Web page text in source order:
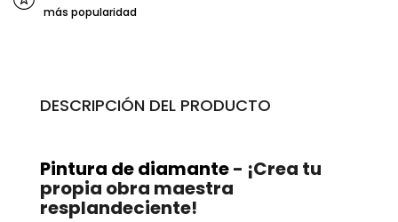
más popularidad
DESCRIPCIÓN DEL PRODUCTO
Pintura de diamante- ¡Crea tu
propia obra maestra
resplandeciente!